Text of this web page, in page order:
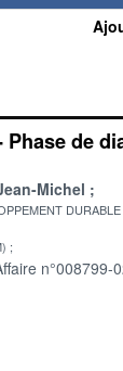
de
Michel
n°008799-